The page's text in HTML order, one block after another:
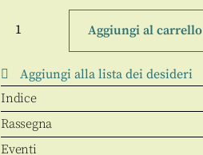
principe
quantità
Aggiungi al carrello
Aggiungi alla lista dei desideri
Indice
Rassegna
Eventi